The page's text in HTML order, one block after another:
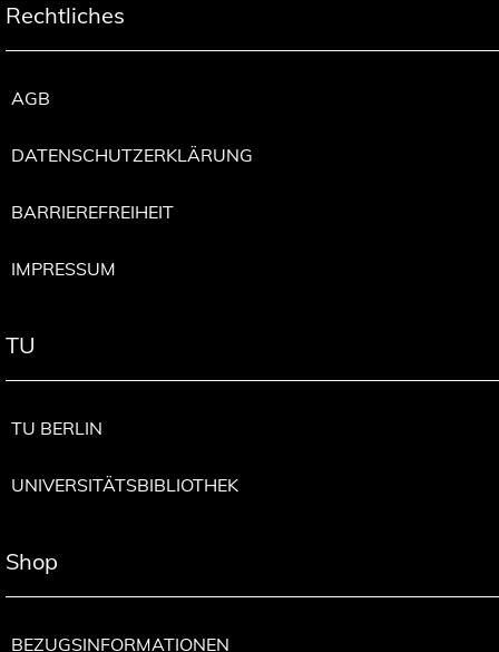
Rechtliches
AGB
DATENSCHUTZERKLÄRUNG
BARRIEREFREIHEIT
IMPRESSUM
TU
TU BERLIN
UNIVERSITÄTSBIBLIOTHEK
Shop
BEZUGSINFORMATIONEN